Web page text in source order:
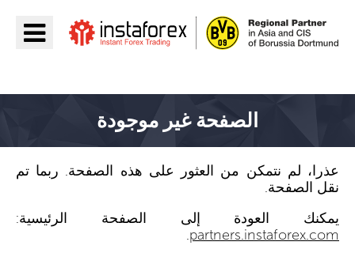
الصفحة غير موجودة
عذرا، لم نتمكن من العثور على هذه الصفحة. ربما تم
نقل الصفحة.
يمكنك العودة إلى الصفحة الرئيسية:
partners.instaforex.com
.